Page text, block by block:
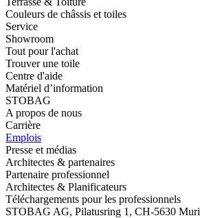
Couleurs de châssis et toiles
Service
Showroom
Tout pour l'achat
Trouver une toile
Centre d'aide
Matériel d’information
STOBAG
A propos de nous
Carrière
Emplois
Presse et médias
Architectes & partenaires
Partenaire professionnel
Architectes & Planificateurs
Téléchargements pour les professionnels
STOBAG AG, Pilatusring 1, CH-5630 Muri